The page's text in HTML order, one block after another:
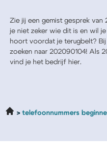
Zie jij een gemist gesprek
je niet zeker wie dit is en wil
hoort voordat je terugbelt? Bij
zoeken naar 202090104! Als
vind je het bedrijf hier.
telefoonnummers